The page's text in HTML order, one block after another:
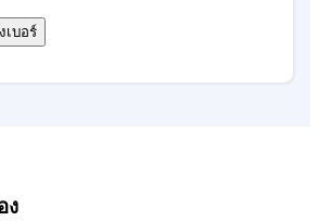
แสดงเบอร์
ง